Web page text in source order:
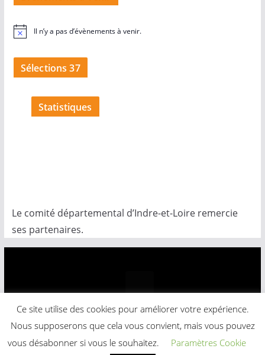
N
Il n’y a pas d’évènements à venir.
Sélections 37
Statistiques
Le comité départemental d’Indre-et-Loire remercie
ses partenaires.
Comité Départemental Basket-Ball
Powered by
ColorMag
Ce site utilise des cookies pour améliorer votre expérience.
Nous supposerons que cela vous convient, mais vous pouvez
vous désabonner si vous le souhaitez.
Paramètres Cookie